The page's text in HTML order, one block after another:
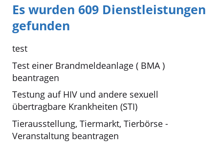
Es wurden 609 Dienstleistungen
gefunden
test
Test einer Brandmeldeanlage ( BMA )
beantragen
Testung auf HIV und andere sexuell
übertragbare Krankheiten (STI)
Tierausstellung, Tiermarkt, Tierbörse -
Veranstaltung beantragen